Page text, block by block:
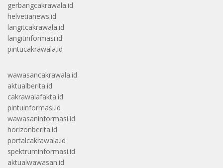
gerbangcakrawala.id
helvetianews.id
langitcakrawala.id
langitinformasi.id
pintucakrawala.id
wawasancakrawala.id
aktualberita.id
cakrawalafakta.id
pintuinformasi.id
wawasaninformasi.id
horizonberita.id
portalcakrawala.id
spektruminformasi.id
aktualwawasan.id